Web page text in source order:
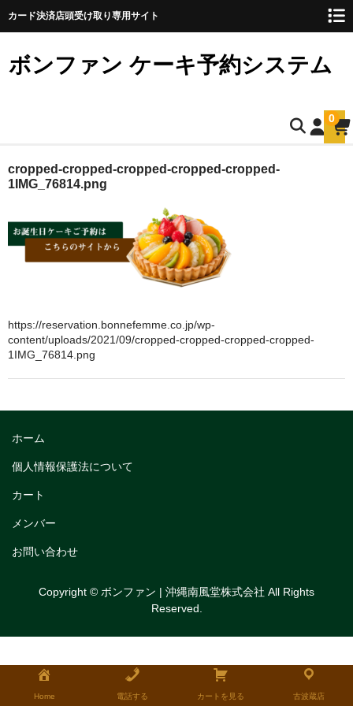
カード決済店頭受け取り専用サイト
ボンファン ケーキ予約システム
0
ホーム
ショートケーキ
ショートケーキ12cm(5名様用)
ショートケーキ18cm(10名様用)
トリフルガナッシュケーキ18cm
生チョコケーキ
生チョコケーキ18cm
チョコシフォンケーキ
タルトレット
全国発送可能ギフト商品
cropped-cropped-cropped-cropped-cropped-
1IMG_76814.png
https://reservation.bonnefemme.co.jp/wp-
content/uploads/2021/09/cropped-cropped-cropped-cropped-
1IMG_76814.png
ホーム
個人情報保護法について
カート
メンバー
お問い合わせ
Copyright © ボンファン | 沖縄南風堂株式会社 All Rights
Reserved.
Home 電話する カートを見る 古波蔵店